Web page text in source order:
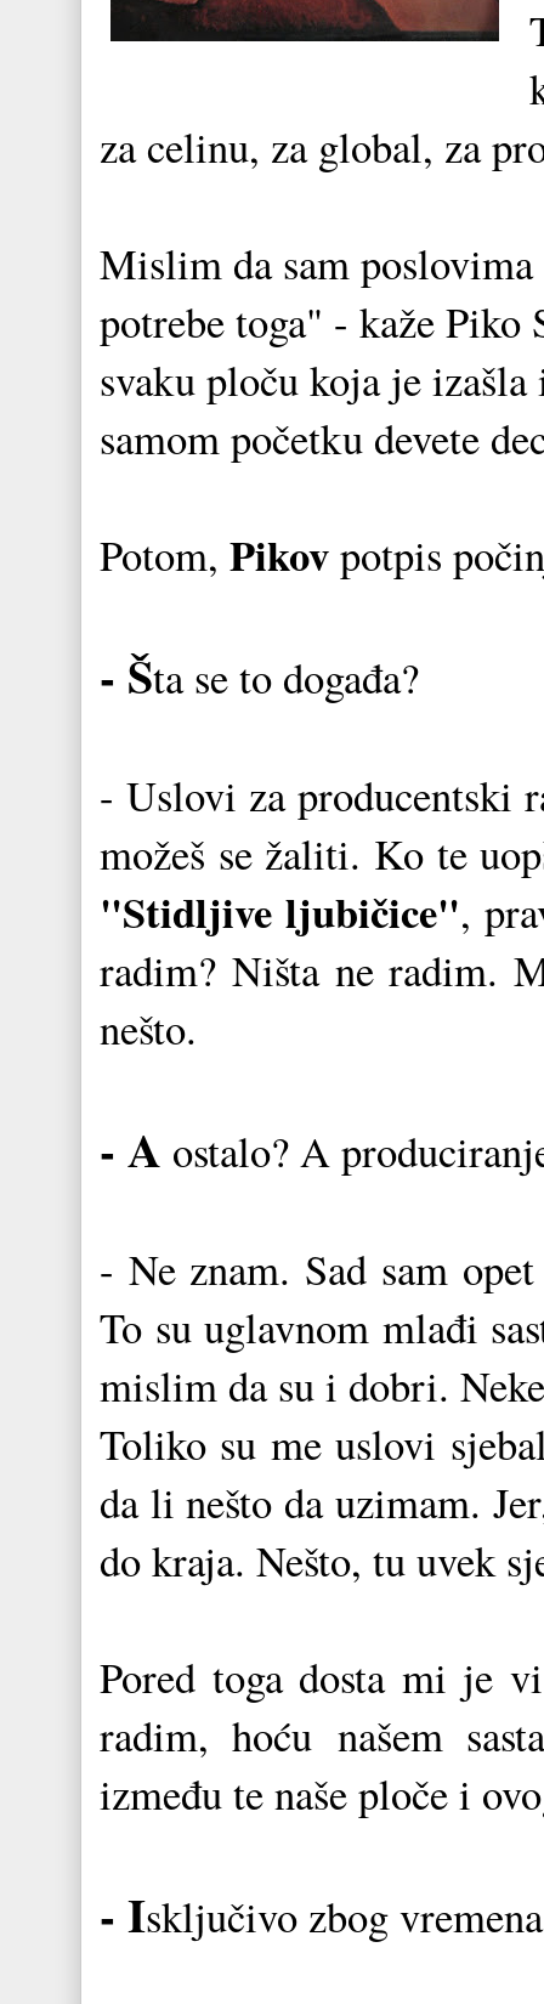
za celinu, za global, za
Mislim da sam
potrebe toga" - kaže
svaku ploču koja je izašla
samom početku devete
Potom, Pikovpotpis
- Šta se to događa?
- Uslovi za producentski
možeš se žaliti. Ko te
"Stidljive ljubičice",
radim? Ništa ne radim.
nešto.
- A ostalo? A
- Ne znam. Sad sam
To su uglavnom mlađi
mislim da su i dobri.
Toliko su me uslovi
da li nešto da uzimam.
do kraja. Nešto, tu uvek
Pored toga dosta mi je
radim, hoćunašem
između te naše ploče i
- Isključivo zbog